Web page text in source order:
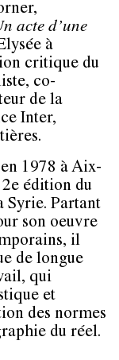
,
acte d’une
à
critique du
co-
de la
Inter,
1978 à Aix-
édition du
Syrie. Partant
son oeuvre
il
de longue
qui
et
des normes
du réel.